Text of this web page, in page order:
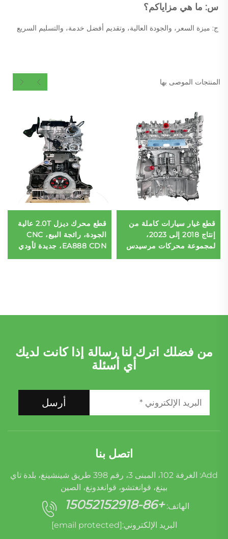
س: ما هي مزاياكم؟
ج: ميزة السعر، والجودة العالية، وتقديم أفضل خدمة، والتسليم السريع
المنتجات الموصى بها
قطع غيار سيارات كاملة من
إنتاج 2018 إلى 2023،
لمجموعة محركات مرسيدس
بنز M282.914
قطع محرك ديزل 2.0T عالية
الجودة، رائجة البيع، CNC
EA888 CDN، جديدة لأودي
A3 A4L A5 A6L A7 Q3 Q5
من فضلك اترك لنا رسالة إذا كانت لديك
أي أسئلة
أرسل
اتصل بنا
Add: الغرفة 102، المبنى 3، رقم 398 طريق شينشينغ، بلدة تاي
بينغ، قوانغتشو، قوانغدونغ، الصين
الهاتف: +86-15052152918
البريد الإلكتروني: [email protected]